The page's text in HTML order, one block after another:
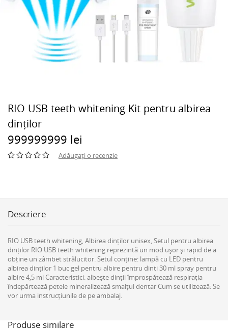
RIO USB teeth whitening Kit pentru albirea
dinților
999999999 lei
Adăugați o recenzie
Descriere
RIO USB teeth whitening, Albirea dinților unisex, Setul pentru albirea
dinților RIO USB teeth whitening reprezintă un mod ușor și rapid de a
obține un zâmbet strălucitor. Setul conține: lampă cu LED pentru
albirea dinților 1 buc gel pentru albire pentru dinti 30 ml spray pentru
albire 4,5 ml Caracteristici: albește dinții împrospătează respirația
îndepărtează petele mineralizează smalțul dentar Cum se utilizează: Se
vor urma instrucțiunile de pe ambalaj.
Produse similare